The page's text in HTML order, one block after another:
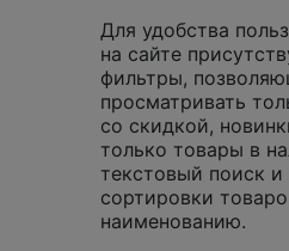
Для удобства
на сайте
фильтры,
просматривать
со скидкой,
только товары в
текстовый поиск и
сортировки
наименованию.